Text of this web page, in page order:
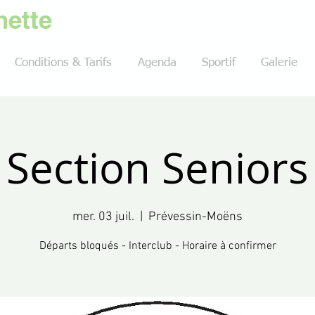
Conditions & Tarifs Agenda Sportif Galerie
Section Seniors
mer. 03 juil. Prévessin-Moëns
Départs bloqués - Interclub - Horaire à confirmer